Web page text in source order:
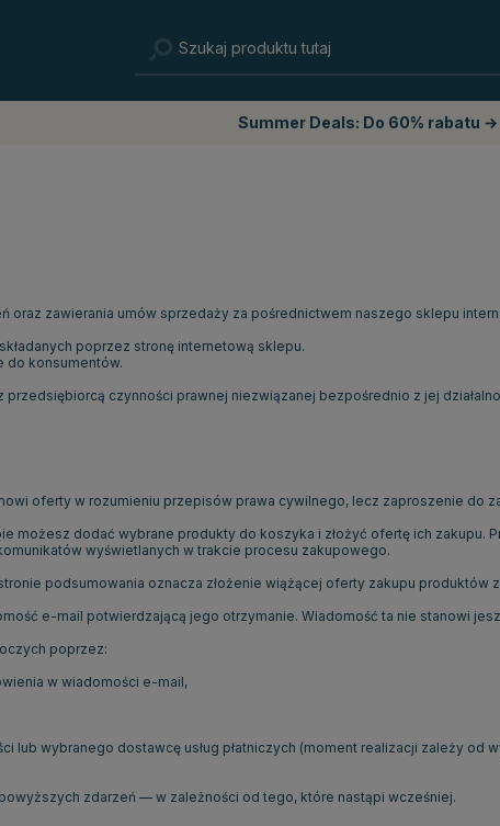
Summer Deals: Do 60% rabatu →
oraz zawierania umów sprzedaży za pośrednictwem naszego sklepu
poprzez stronę internetową sklepu.
do konsumentów.
czynności prawnej niezwiązanej bezpośrednio z jej
oferty w rozumieniu przepisów prawa cywilnego, lecz zaproszenie do
możesz dodać wybrane produkty do koszyka i złożyć ofertę ich zakupu.
wyświetlanych w trakcie procesu zakupowego.
podsumowania oznacza złożenie wiążącej oferty zakupu produktów
e-mail potwierdzającą jego otrzymanie. Wiadomość ta nie stanowi
poprzez:
w wiadomości e-mail,
lub wybranego dostawcę usług płatniczych (moment realizacji zależy od
zdarzeń — w zależności od tego, które nastąpi wcześniej.